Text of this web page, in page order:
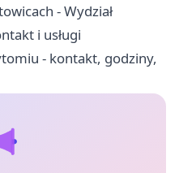
- Wydział
i usługi
- kontakt, godziny,